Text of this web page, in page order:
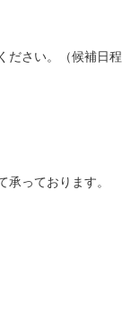
ださい。（候補日程
っております。